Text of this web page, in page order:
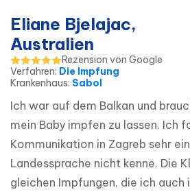
Eliane Bjelajac,
Australien
Rezension von Google
Verfahren: Die Impfung
Krankenhaus: Sabol
Ich war auf dem Balkan und
mein Baby impfen zu lassen. Ich
Kommunikation in Zagreb sehr
Landessprache nicht kenne. Die
gleichen Impfungen, die ich auch